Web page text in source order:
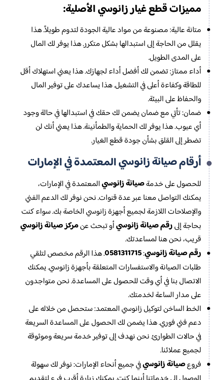
مميزاتقطع غيار زانوسي الأصلية:
متانة عالية: مصنوعة من مواد عالية الجودة لتدوم طويلاً. هذا
يقلل من الحاجة إلى استبدالها بشكل متكرر. هذا يوفر لك المال
على المدى الطويل.
أداء ممتاز: تضمن لك أفضل أداء لجهازك. هذا يعني استهلاك أقل
للطاقة وكفاءة أعلى في التشغيل. هذا يساعدك على توفير المال
والحفاظ على البيئة.
ضمان: تأتي مع ضمان يضمن لك حقك في استبدالها في حالة وجود
أي عيوب. هذا يوفر لك الحماية والطمأنينة. هذا يعني أنك لن
تضطر إلى القلق بشأن جودة قطع الغيار.
أرقامصيانة زانوسيالمعتمدة في الإمارات
للحصول على خدمةصيانة زانوسيالمعتمدة في الإمارات،
يمكنك التواصل معنا عبر عدة قنوات. نحن نوفر لك الدعم الفني
والإصلاحات اللازمة لجميع أجهزة زانوسي الخاصة بك. سواء كنت
بحاجة إلىرقم صيانة زانوسيأو تبحث عنمركز صيانة زانوسي
قريب، نحن هنا لمساعدتك.
رقم صيانة زانوسي:
0581311715. هذا الرقم مخصص لتلقي
طلبات الصيانة والاستفسارات المتعلقة بأجهزة زانوسي. يمكنك
الاتصال بنا في أي وقت للحصول على المساعدة. نحن متواجدون
على مدار الساعة لخدمتك.
الخط الساخن لتوكيل زانوسي المعتمد: ستحصل من خلاله على
دعم فني فوري. هذا يضمن لك الحصول على المساعدة السريعة
في حالات الطوارئ. نحن نهدف إلى توفير خدمة سريعة وموثوقة
لجميع عملائنا.
فروعصيانة زانوسيفي جميع أنحاء الإمارات: نوفر لك سهولة